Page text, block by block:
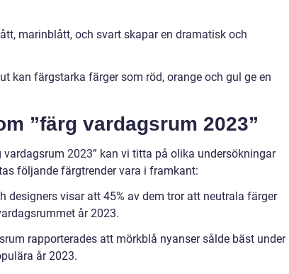
marinblått, och svart skapar en dramatisk och
kan färgstarka färger som röd, orange och gul ge en
”färg vardagsrum 2023”
2023” kan vi titta på olika undersökningar
följande färgtrender vara i framkant:
designers visar att 45% av dem tror att neutrala färger
år 2023.
rapporterades att mörkblå nyanser sålde bäst under
år 2023.